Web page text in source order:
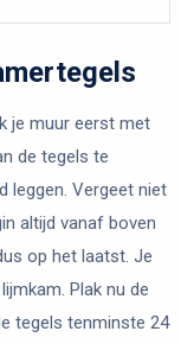
je muur eerst met
de tegels te
leggen. Vergeet niet
altijd vanaf boven
op het laatst. Je
Plak nu de
tegels tenminste 24